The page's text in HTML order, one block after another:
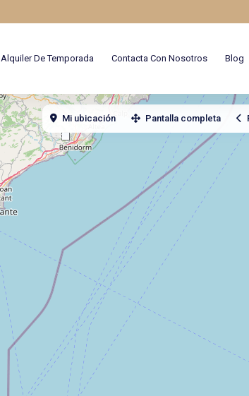
Alquiler De Temporada Contacta Con Nosotros Blog
3
Mi ubicación Pantalla completa